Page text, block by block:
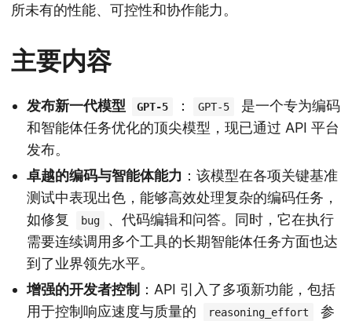
所未有的性能、可控性和协作能力。
主要内容
发布新一代模型 GPT-5 ： GPT-5
是一个专为编码
和智能体任务优化的顶尖模型，现已通过 API 平台
发布。
卓越的编码与智能体能力 ：该模型在各项关键基准
测试中表现出色，能够高效处理复杂的编码任务，
如修复
bug
、代码编辑和问答。同时，它在执行
需要连续调用多个工具的长期智能体任务方面也达
到了业界领先水平。
增强的开发者控制 ：API 引入了多项新功能，包括
用于控制响应速度与质量的
reasoning_effort
参